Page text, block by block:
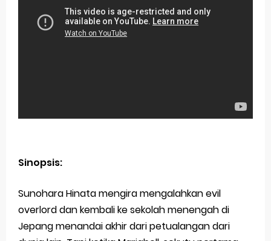
Sinopsis:
Sunohara Hinata mengira mengalahkan evil
overlord dan kembali ke sekolah menengah di
Jepang menandai akhir dari petualangan dari